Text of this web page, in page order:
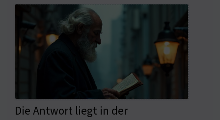
Die Antwort liegt in der